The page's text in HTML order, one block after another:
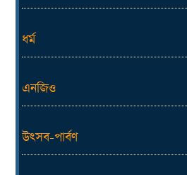
ধর্ম
এনজিও
উৎসব-পার্বণ